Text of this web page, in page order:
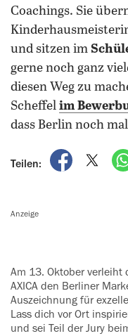
Coachings. Sie
und sitzen im
gerne noch ganz
diesen Weg zu
Scheffel im
dass Berlin noch
Teilen:
auf auf
Anzeige
Am 13. Oktober verleiht der Marketing Club Berlin in der
AXICA den Berliner
Auszeichnung für
Lass dich vor Ort
und sei Teil der Jury